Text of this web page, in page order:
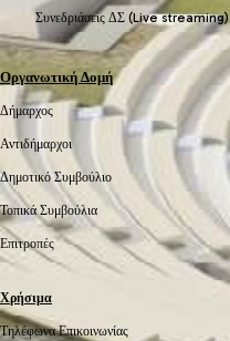
Συνεδριάσεις ΔΣ (Live streaming)
Οργανωτική Δομή
Δήμαρχος
Αντιδήμαρχοι
Δημοτικό Συμβούλιο
Τοπικά Συμβούλια
Επιτροπές
Χρήσιμα
Τηλέφωνα Επικοινωνίας